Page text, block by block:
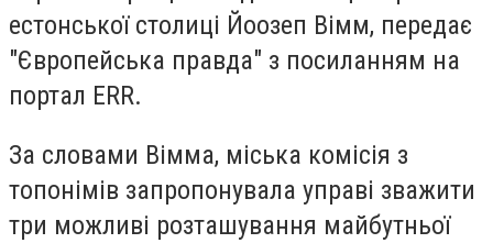
естонської столиці Йоозеп Вімм, передає
"Європейська правда" з посиланням на
портал ERR.
За словами Вімма, міська комісія з
топонімів запропонувала управі зважити
три можливі розташування майбутньої